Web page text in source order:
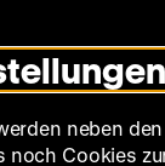
Modus
umschalten
zum
in
neben
noch Cookies